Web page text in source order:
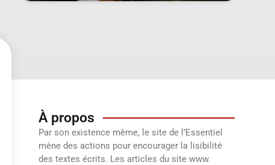
À propos
Par son existence même, le site de l’Essentiel
mène des actions pour encourager la lisibilité
des textes écrits. Les articles du site www.